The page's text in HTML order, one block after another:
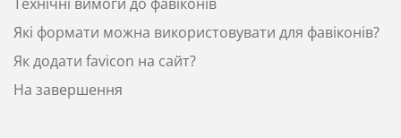
Які формати можна використовувати для фавіконів?
Як додати favicon на сайт?
На завершення